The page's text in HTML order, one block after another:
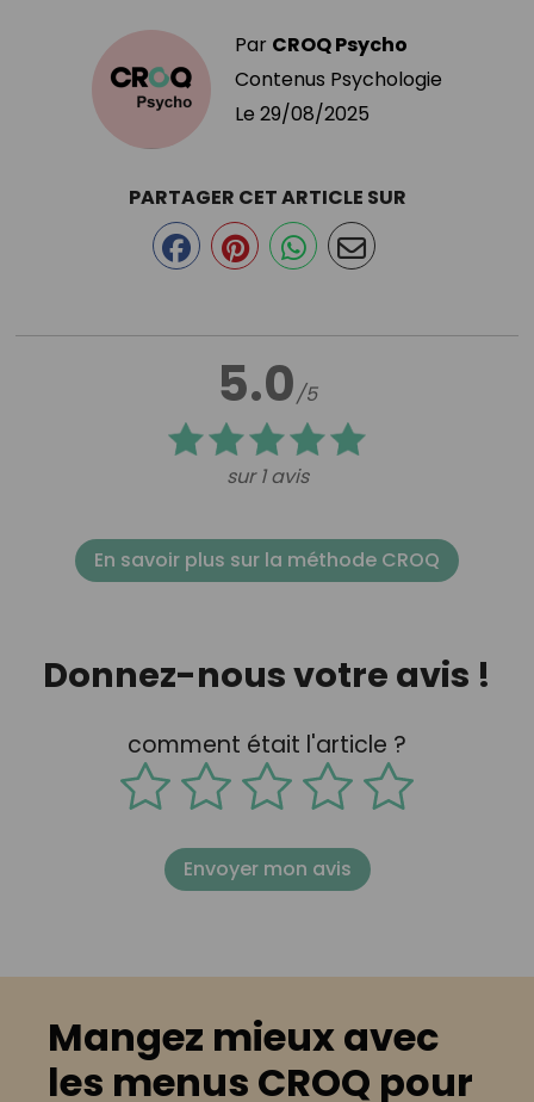
Par CROQ Psycho
Contenus Psychologie
Le 29/08/2025
5.0/5
sur 1 avis
PARTAGER CET ARTICLE SUR
En savoir plus sur la méthode CROQ
Donnez-nous votre avis !
comment était l'article ?
Envoyer mon avis
Mangez mieux avec
les menus CROQ pour